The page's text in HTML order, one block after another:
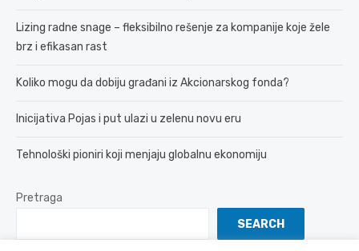
Lizing radne snage – fleksibilno rešenje za kompanije koje žele
brz i efikasan rast
Koliko mogu da dobiju građani iz Akcionarskog fonda?
Inicijativa Pojas i put ulazi u zelenu novu eru
Tehnološki pioniri koji menjaju globalnu ekonomiju
Pretraga
SEARCH